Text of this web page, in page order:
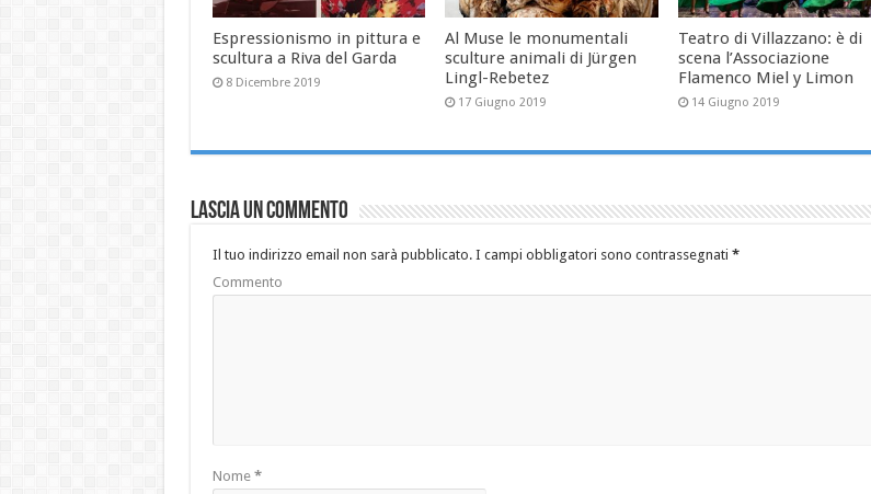
Espressionismo in pittura e
scultura a Riva del Garda
8 Dicembre 2019
Al Muse le monumentali
sculture animali di Jürgen
Lingl-Rebetez
17 Giugno 2019
Teatro di Villazzano: è di
scena l’Associazione
Flamenco Miel y Limon
14 Giugno 2019
Lascia un commento
Il tuo indirizzo email non sarà pubblicato.I campi obbligatori sono contrassegnati *
Commento
Nome *